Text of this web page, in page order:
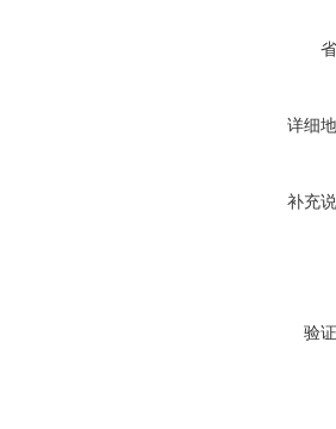
详细
补充
验